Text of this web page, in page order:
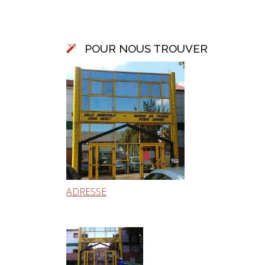
POUR NOUS TROUVER
ADRESSE